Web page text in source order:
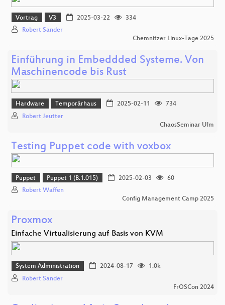
Vortrag V3 2025-03-22
334
Robert Sander
Chemnitzer Linux-Tage 2025
Einführung in Embeddded Systeme. Von
Maschinencode bis Rust
Hardware Temporärhaus 2025-02-11
734
Robert Jeutter
ChaosSeminar Ulm
Testing Puppet code with voxbox
Puppet Puppet 1 (B.1.015) 2025-02-03
60
Robert Waffen
Config Management Camp 2025
Proxmox
Einfache Virtualisierung auf Basis von KVM
System Administration 2024-08-17
1.0k
Robert Sander
FrOSCon 2024